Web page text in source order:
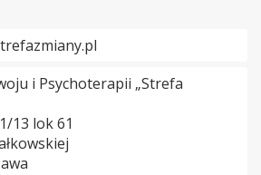
i Psychoterapii „Strefa
13 lok 61